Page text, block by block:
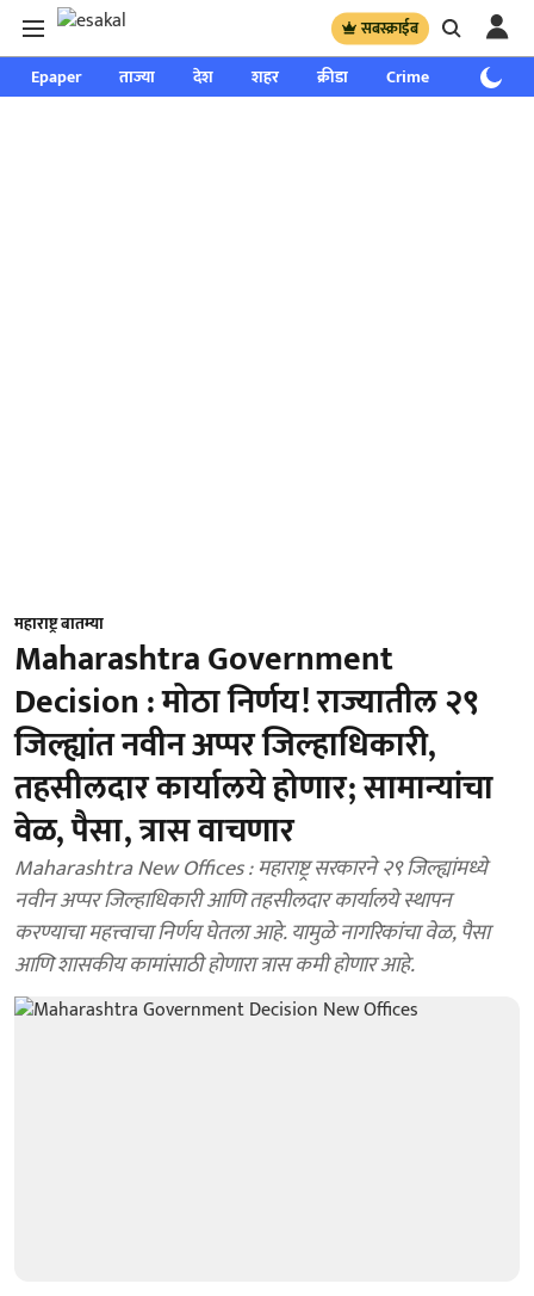
सबस्क्राईब
Epaper ताज्या देश शहर क्रीडा Crime साप्ताहिक
महाराष्ट्र बातम्या
Maharashtra Government
Decision : मोठा निर्णय! राज्यातील २९
जिल्ह्यांत नवीन अप्पर जिल्हाधिकारी,
तहसीलदार कार्यालये होणार; सामान्यांचा
वेळ, पैसा, त्रास वाचणार
Maharashtra New Offices : महाराष्ट्र सरकारने २९ जिल्ह्यांमध्ये
नवीन अप्पर जिल्हाधिकारी आणि तहसीलदार कार्यालये स्थापन
करण्याचा महत्त्वाचा निर्णय घेतला आहे. यामुळे नागरिकांचा वेळ, पैसा
आणि शासकीय कामांसाठी होणारा त्रास कमी होणार आहे.